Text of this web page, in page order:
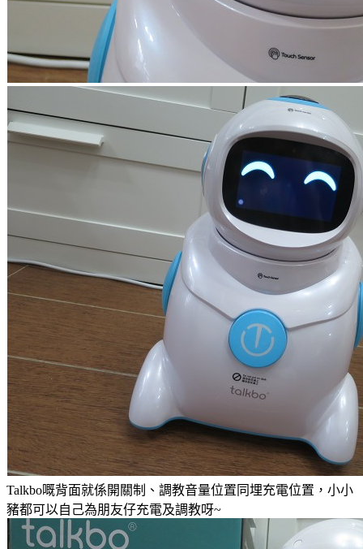
Talkbo嘅背面就係開關制、調教音量位置同埋充電位置，小小
豬都可以自己為朋友仔充電及調教呀~